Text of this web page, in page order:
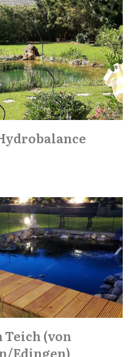
(von
Edingen)
Tipps
Wasser"
lesen Sie zu erst diesen
täglichen Praxis und gibt
Tipps zu: